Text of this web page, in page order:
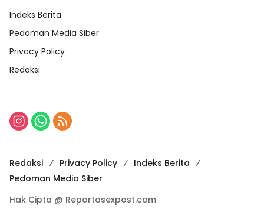
Indeks Berita
Pedoman Media Siber
Privacy Policy
Redaksi
Redaksi Privacy Policy
Indeks Berita
Pedoman Media Siber
Hak Cipta @ Reportasexpost.com